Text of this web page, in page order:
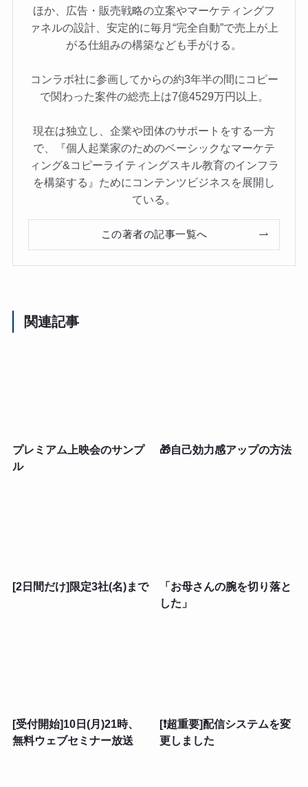
ほか、広告・販売戦略の立案やマーケティングフ
ァネルの設計、安定的に毎月“完全自動”で売上が上
がる仕組みの構築なども手がける。
コンラボ社に参画してからの約3年半の間にコピー
で関わった案件の総売上は7億4529万円以上。
現在は独立し、企業や団体のサポートをする一方
で、『個人起業家のためのベーシックなマーケテ
ィング&コピーライティングスキル教育のインフラ
を構築する』ためにコンテンツビジネスを展開し
ている。
この著者の記事一覧へ
関連記事
プレミアム上映会のサンプ
ル
🎁自己効力感アップの方法
[2日間だけ]限定3社(名)まで
「お母さんの腕を切り落と
した」
[受付開始]10日(月)21時、
無料ウェブセミナー放送
[❗超重要]配信システムを変
更しました